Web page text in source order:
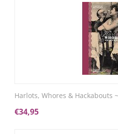
Harlots, Whores & Hackabouts
€34,95